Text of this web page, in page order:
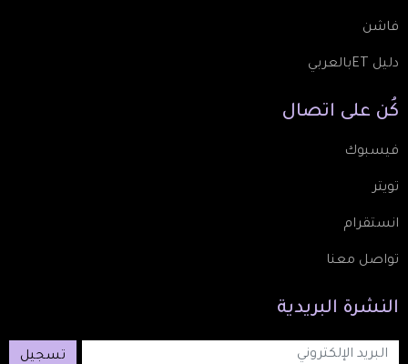
فاشن
دليل ETبالعربي
كُن على اتصال
فيسبوك
تويتر
انستقرام
تواصل معنا
النشرة البريدية
تسجيل